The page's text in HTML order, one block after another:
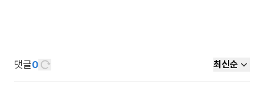
댓글0 최신순